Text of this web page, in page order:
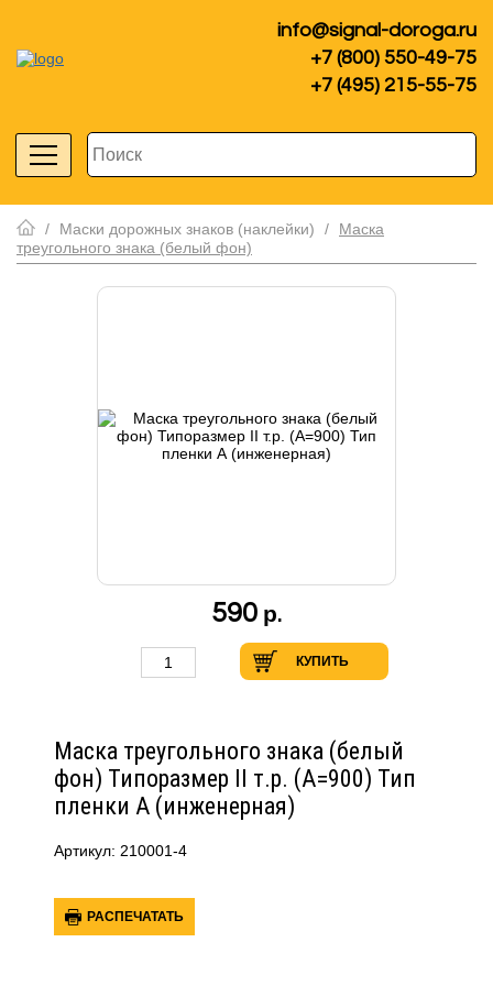
info@signal-doroga.ru
+7 (800) 550-49-75
+7 (495) 215-55-75
/ Маски дорожных знаков (наклейки) /
Маска
треугольного знака (белый фон)
Маска треугольного знака (белый
фон) Типоразмер II т.р. (А=900) Тип
пленки А (инженерная)
Артикул: 210001-4
РАСПЕЧАТАТЬ
590 р.
КУПИТЬ